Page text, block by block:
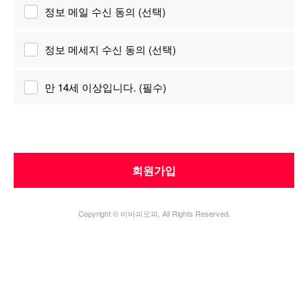
정보 메일 수신 동의 (선택)
정보 메세지 수신 동의 (선택)
만 14세 이상입니다. (필수)
회원가입
Copyright © 비바피오피. All Rights Reserved.